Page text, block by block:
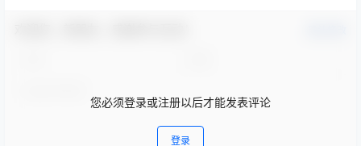
您必须登录或注册以后才能发表评论
登录